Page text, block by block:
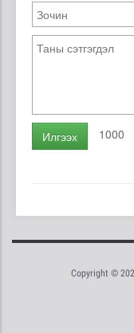
Илгээх 1000
Copyright ©